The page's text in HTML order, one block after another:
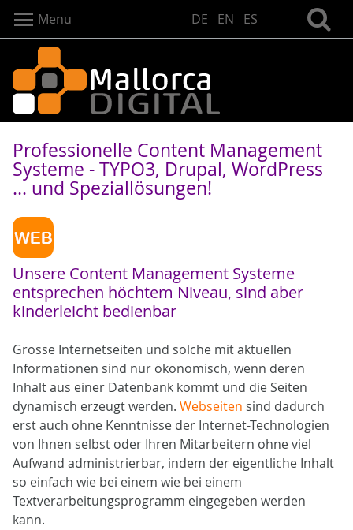
DE EN ES
Menu
Professionelle Content Management
Systeme - TYPO3, Drupal, WordPress
... und Speziallösungen!
Unsere Content Management Systeme
entsprechen höchtem Niveau, sind aber
kinderleicht bedienbar
Grosse Internetseiten und solche mit aktuellen
Informationen sind nur ökonomisch, wenn deren
Inhalt aus einer Datenbank kommt und die Seiten
dynamisch erzeugt werden. Webseiten sind dadurch
erst auch ohne Kenntnisse der Internet-Technologien
von Ihnen selbst oder Ihren Mitarbeitern ohne viel
Aufwand administrierbar, indem der eigentliche Inhalt
so einfach wie bei einem wie bei einem
Textverarbeitungsprogramm eingegeben werden
kann.